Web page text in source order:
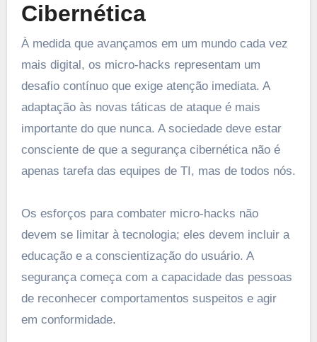
Cibernética
À medida que avançamos em um mundo cada vez
mais digital, os micro-hacks representam um
desafio contínuo que exige atenção imediata. A
adaptação às novas táticas de ataque é mais
importante do que nunca. A sociedade deve estar
consciente de que a segurança cibernética não é
apenas tarefa das equipes de TI, mas de todos nós.
Os esforços para combater micro-hacks não
devem se limitar à tecnologia; eles devem incluir a
educação e a conscientização do usuário. A
segurança começa com a capacidade das pessoas
de reconhecer comportamentos suspeitos e agir
em conformidade.